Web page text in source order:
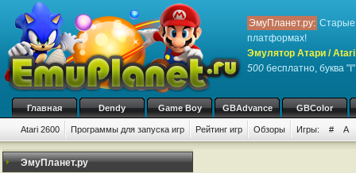
ЭмуПланет.ру: Старые
платформах!
Эмулятор Атари /
500 бесплатно, буква "I"
Главная Dendy Game Boy GBAdvance GBColor
Atari 2600 Программы для запуска игр Рейтинг игр Обзоры Игры: # A
ЭмуПланет.ру